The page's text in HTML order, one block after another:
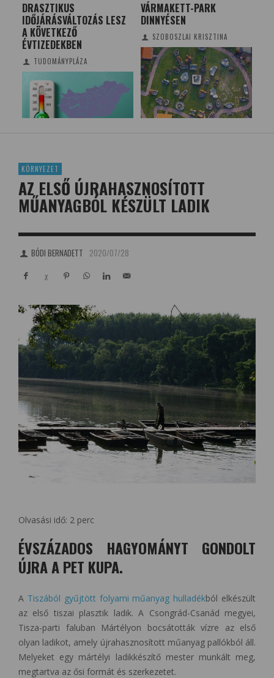
DRASZTIKUS
IDŐJÁRÁSVÁLTOZÁS LESZ
A KÖVETKEZŐ
ÉVTIZEDEKBEN
TUDOMÁNYPLÁZA
VÁRMAKETT-PARK
DINNYÉSEN
SZOBOSZLAI KRISZTINA
KÖRNYEZET
AZ ELSŐ ÚJRAHASZNOSÍTOTT
MŰANYAGBÓL KÉSZÜLT LADIK
BÓDI BERNADETT 2020/07/28
Olvasási idő: 2 perc
ÉVSZÁZADOS HAGYOMÁNYT GONDOLT
ÚJRA A PET KUPA.
A Tiszából gyűjtött folyami műanyag hulladékból elkészült
az első tiszai plasztik ladik. A Csongrád-Csanád megyei,
Tisza-parti faluban Mártélyon bocsátották vízre az első
olyan ladikot, amely újrahasznosított műanyag pallókból áll.
Melyeket egy mártélyi ladikkészítő mester munkált meg,
megtartva az ősi formát és szerkezetet.